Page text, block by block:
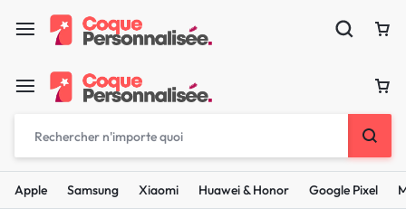
Apple Samsung Xiaomi Huawei & Honor Google Pixel